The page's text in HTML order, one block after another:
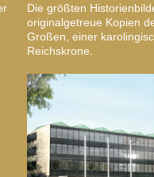
Die größten
originalgetreue Kopien
Großen, einer
Reichskrone.